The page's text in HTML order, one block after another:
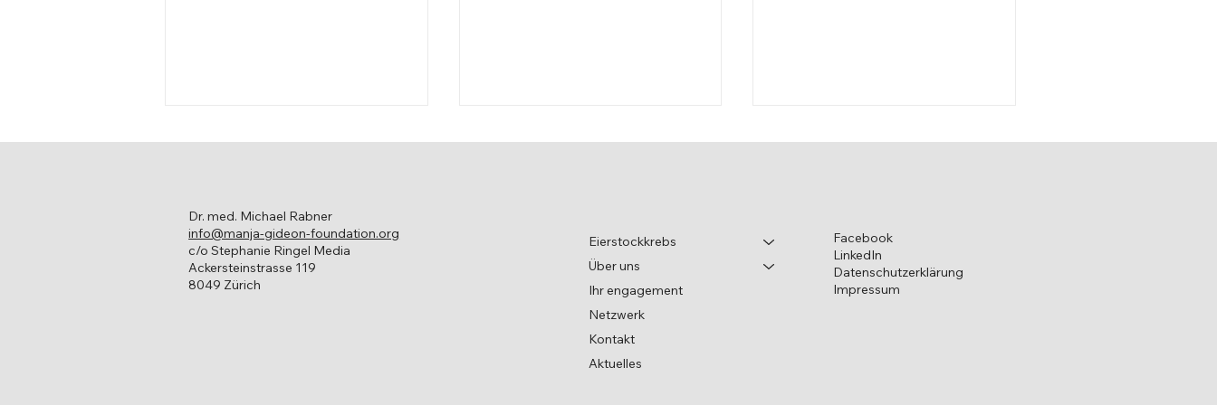
Aufruf für Aufklärung und
Leben mit Krebs
Welt-Eierstockkrebs-Tag
Facebook
LinkedIn
Datenschutzerklärung
Impressum
Eierstockkrebs
Über uns
Ihr engagement
Netzwerk
Kontakt
Aktuelles
Dr. med. Michael Rabner
info@manja-gideon-foundation.org
c/o Stephanie Ringel Media
Ackersteinstrasse 119
8049 Zürich